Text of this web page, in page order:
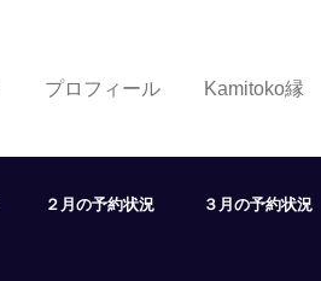
プロフィール Kamitoko縁
２月の予約状況 ３月の予約状況